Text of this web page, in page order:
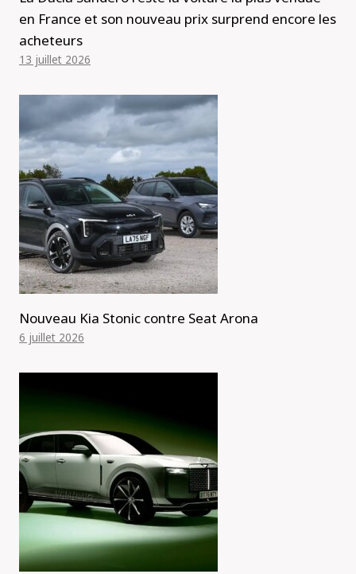
en France et son nouveau prix surprend encore les
acheteurs
13 juillet 2026
Nouveau Kia Stonic contre Seat Arona
6 juillet 2026